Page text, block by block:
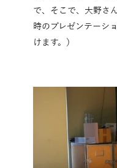
で、そこで、大野さ
時のプレゼンテーシ
けます。）